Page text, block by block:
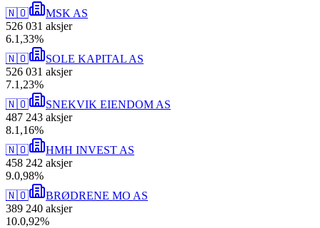
🇳🇴
MSK AS
526 031 aksjer
6.1,33%
🇳🇴
SOLE KAPITAL AS
526 031 aksjer
7.1,23%
🇳🇴
SNEKVIK EIENDOM AS
487 243 aksjer
8.1,16%
🇳🇴
HMH INVEST AS
458 242 aksjer
9.0,98%
🇳🇴
BRØDRENE MO AS
389 240 aksjer
10.0,92%